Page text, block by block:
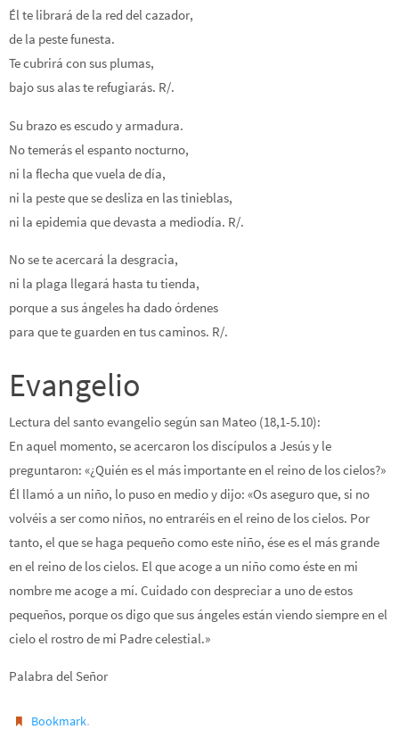
Él te librará de la red del cazador,
de la peste funesta.
Te cubrirá con sus plumas,
bajo sus alas te refugiarás. R/.
Su brazo es escudo y armadura.
No temerás el espanto nocturno,
ni la flecha que vuela de día,
ni la peste que se desliza en las tinieblas,
ni la epidemia que devasta a mediodía. R/.
No se te acercará la desgracia,
ni la plaga llegará hasta tu tienda,
porque a sus ángeles ha dado órdenes
para que te guarden en tus caminos. R/.
Evangelio
Lectura del santo evangelio según san Mateo (18,1-5.10):
En aquel momento, se acercaron los discípulos a Jesús y le
preguntaron: «¿Quién es el más importante en el reino de los cielos?»
Él llamó a un niño, lo puso en medio y dijo: «Os aseguro que, si no
volvéis a ser como niños, no entraréis en el reino de los cielos. Por
tanto, el que se haga pequeño como este niño, ése es el más grande
en el reino de los cielos. El que acoge a un niño como éste en mi
nombre me acoge a mí. Cuidado con despreciar a uno de estos
pequeños, porque os digo que sus ángeles están viendo siempre en el
cielo el rostro de mi Padre celestial.»
Palabra del Señor
Bookmark.